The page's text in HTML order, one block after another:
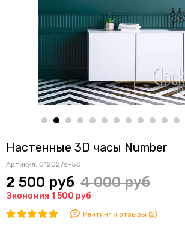
Настенные 3D часы Number
Артикул: 012027s-50
2 500 руб 4 000 руб
Экономия 1 500 руб
Рейтинг и отзывы (2)